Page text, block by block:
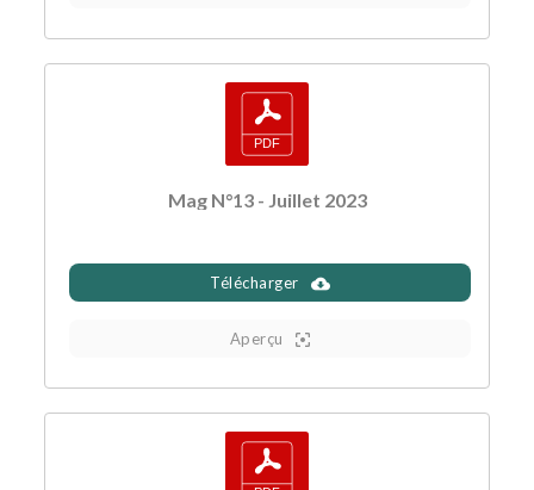
Mag N°13 - Juillet 2023
Télécharger
Aperçu